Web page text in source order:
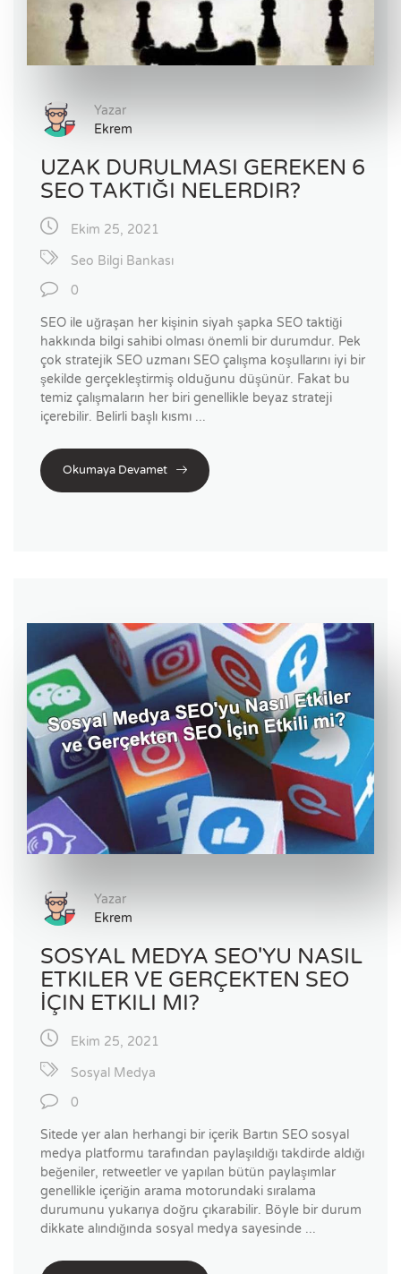
Yazar
Ekrem
UZAK DURULMASI GEREKEN 6
SEO TAKTIĞI NELERDIR?
Ekim 25, 2021
Seo Bilgi Bankası
0
SEO ile uğraşan her kişinin siyah şapka SEO taktiği
hakkında bilgi sahibi olması önemli bir durumdur. Pek
çok stratejik SEO uzmanı SEO çalışma koşullarını iyi bir
şekilde gerçekleştirmiş olduğunu düşünür. Fakat bu
temiz çalışmaların her biri genellikle beyaz strateji
içerebilir. Belirli başlı kısmı ...
Okumaya Devamet
Yazar
Ekrem
SOSYAL MEDYA SEO'YU NASIL
ETKILER VE GERÇEKTEN SEO
İÇIN ETKILI MI?
Ekim 25, 2021
Sosyal Medya
0
Sitede yer alan herhangi bir içerik Bartın SEO sosyal
medya platformu tarafından paylaşıldığı takdirde aldığı
beğeniler, retweetler ve yapılan bütün paylaşımlar
genellikle içeriğin arama motorundaki sıralama
durumunu yukarıya doğru çıkarabilir. Böyle bir durum
dikkate alındığında sosyal medya sayesinde ...